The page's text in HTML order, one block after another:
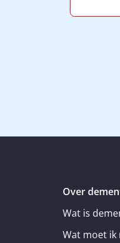
Over
Wat is
Wat moet ik